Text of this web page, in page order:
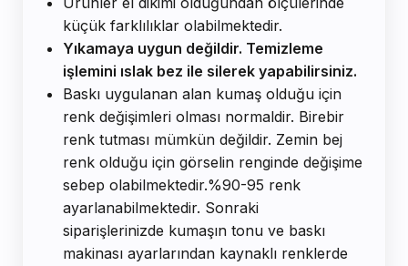
küçük farklılıklar olabilmektedir.
Yıkamaya uygun değildir. Temizleme
işlemini ıslak bez ile silerek yapabilirsiniz.
Baskı uygulanan alan kumaş olduğu için
renk değişimleri olması normaldir. Birebir
renk tutması mümkün değildir. Zemin bej
renk olduğu için görselin renginde değişime
sebep olabilmektedir.%90-95 renk
ayarlanabilmektedir. Sonraki
siparişlerinizde kumaşın tonu ve baskı
makinası ayarlarından kaynaklı renklerde